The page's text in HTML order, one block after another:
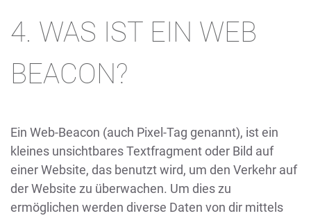
4. WAS IST EIN WEB
BEACON?
Ein Web-Beacon (auch Pixel-Tag genannt), ist ein
kleines unsichtbares Textfragment oder Bild auf
einer Website, das benutzt wird, um den Verkehr auf
der Website zu überwachen. Um dies zu
ermöglichen werden diverse Daten von dir mittels